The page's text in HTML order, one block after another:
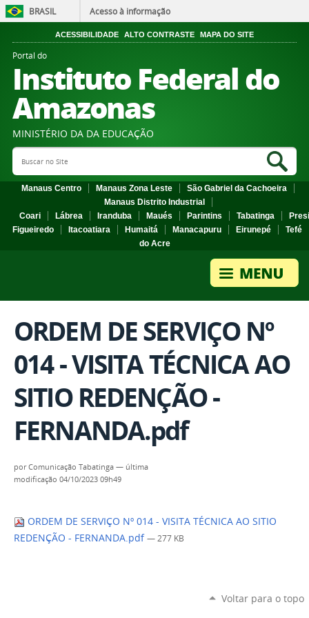
BRASIL Acesso à informação
ACESSIBILIDADE ALTO CONTRASTE MAPA DO SITE
Portal do
Instituto Federal do
Amazonas
MINISTÉRIO DA DA EDUCAÇÃO
Search Site
Manaus Centro Manaus Zona Leste
São Gabriel da Cachoeira
Manaus Distrito Industrial
Coari
Lábrea Iranduba Maués Parintins Tabatinga
Figueiredo
Itacoatiara Humaitá Manacapuru Eirunepé
Tefé
do Acre
ORDEM DE SERVIÇO Nº
014 - VISITA TÉCNICA AO
SITIO REDENÇÃO -
FERNANDA.pdf
porComunicação Tabatinga — última
modificação 04/10/2023 09h49
ORDEM DE SERVIÇO Nº 014 - VISITA TÉCNICA AO SITIO
REDENÇÃO - FERNANDA.pdf — 277 KB
Voltar para o topo